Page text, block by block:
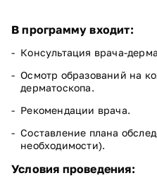
В программу входит:
Консультация врача-
Осмотр образований на
дерматоскопа.
Рекомендации врача.
Составление плана
необходимости).
Условия проведения: